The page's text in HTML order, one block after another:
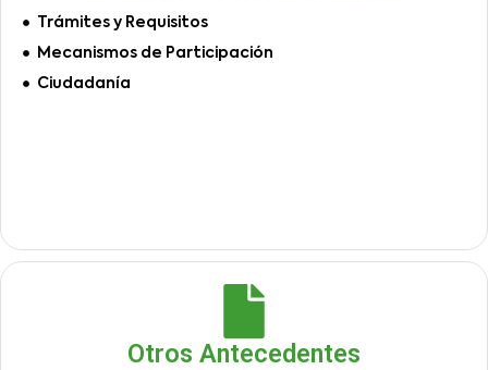
Trámites y Requisitos
Mecanismos de Participación
Ciudadanía
Otros Antecedentes